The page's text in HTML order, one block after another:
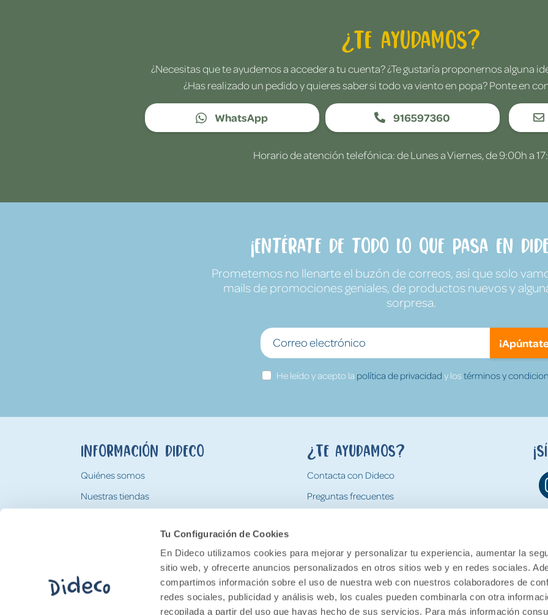
Tu Configuración de Cookies
En Dideco utilizamos cookies para mejorar y personalizar tu experiencia, aumentar la
sitio web, y ofrecerte anuncios personalizados en otros sitios web y en redes sociales.
compartimos información sobre el uso de nuestra web con nuestros colaboradores de
redes sociales, publicidad y análisis web, los cuales pueden combinarla con otra
recopilada a partir del uso que hayas hecho de sus servicios. Para más información
¿Te ayudamos?
¿Necesitas que te ayudemos a acceder a tu cuenta? ¿Te gustaría proponernos alguna
¿Has realizado un pedido y quieres saber si todo va viento en popa? Ponte en
WhatsApp 916597360
Horario de atención telefónica: de Lunes a Viernes, de 9:00h a
¡Entérate de todo lo que pasa en
Prometemos no llenarte el buzón de correos, así que solo
mails de promociones geniales, de productos nuevos y
sorpresa.
He leído y acepto la política de privacidad y lostérminos y
Información Dideco
Quiénes somos
Nuestras tiendas
Tarjeta Regalo Dideco
¿Te ayudamos?
Contacta con Dideco
Preguntas frecuentes
Devoluciones